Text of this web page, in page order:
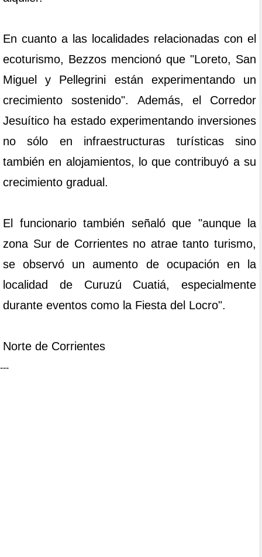
En cuanto a las localidades relacionadas con el
ecoturismo, Bezzos mencionó que "Loreto, San
Miguel y Pellegrini están experimentando un
crecimiento sostenido". Además, el Corredor
Jesuítico ha estado experimentando inversiones
no sólo en infraestructuras turísticas sino
también en alojamientos, lo que contribuyó a su
crecimiento gradual.
El funcionario también señaló que "aunque la
zona Sur de Corrientes no atrae tanto turismo,
se observó un aumento de ocupación en la
localidad de Curuzú Cuatiá, especialmente
durante eventos como la Fiesta del Locro".
Norte de Corrientes
---